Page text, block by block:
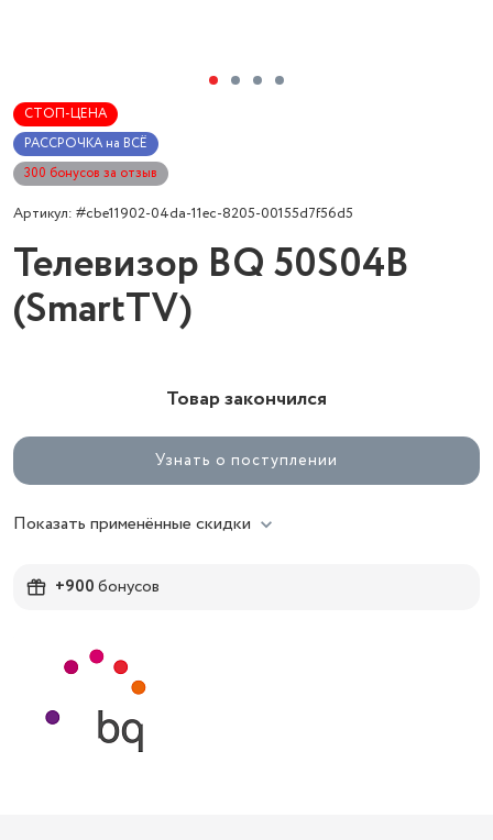
СТОП-ЦЕНА
РАССРОЧКА на ВСЁ
300 бонусов за отзыв
Артикул: #cbe11902-04da-11ec-8205-00155d7f56d5
Телевизор BQ 50S04B
(SmartTV)
Товар закончился
Узнать о поступлении
Показать применённые скидки
+900бонусов